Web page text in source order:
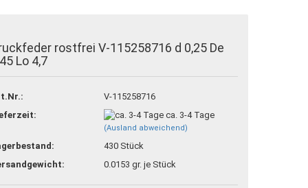
erstellen
vergessen?
rostfrei V-115258716 d 0,25 De
Lo 4,7
V-115258716
ca. 3-4 Tage
(Ausland abweichend)
430 Stück
0.0153 gr. je Stück